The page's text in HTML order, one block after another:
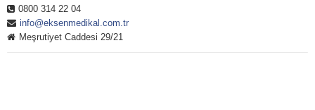
0800 314 22 04
info@eksenmedikal.com.tr
Meşrutiyet Caddesi 29/21